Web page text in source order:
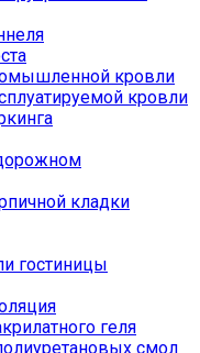
кровли
кровли
кладки
гостиницы
геля
смол